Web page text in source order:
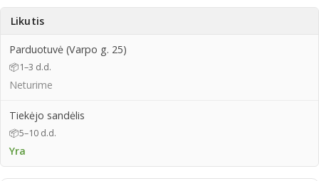
Likutis
Parduotuvė (Varpo g. 25)
📦1–3 d.d.
Neturime
Tiekėjo sandėlis
📦5–10 d.d.
Yra